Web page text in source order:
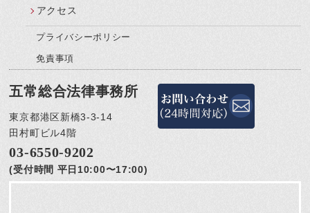
アクセス
プライバシーポリシー
免責事項
五常総合法律事務所
東京都港区新橋3-3-14
田村町ビル4階
03-6550-9202
(受付時間 平日10:00〜17:00)